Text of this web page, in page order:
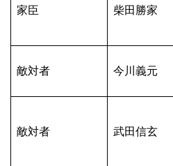
家臣 柴田勝家
敵対者 今川義元
敵対者 武田信玄